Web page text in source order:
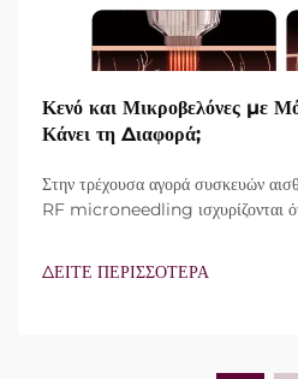
Κενό και Μικροβελόνες με
Κάνει τη Διαφορά;
Στην τρέχουσα αγορά συσκευών
RF microneedling ισχυρίζονται
χαρακτηριστικά υπάρχουν, αλλά πώς
ΔΕΙΤΕ ΠΕΡΙΣΣΟΤΕΡΑ